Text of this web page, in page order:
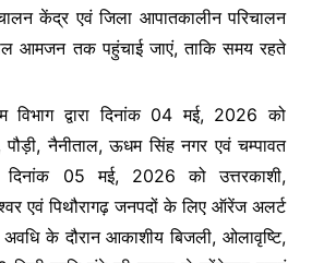
केंद्र एवं जिला आपातकालीन परिचालन
आमजन तक पहुंचाई जाएं, ताकि समय रहते
विभाग द्वारा दिनांक 04 मई, 2026 को
पौड़ी, नैनीताल, ऊधम सिंह नगर एवं चम्पावत
05 मई, 2026 को उत्तरकाशी,
एवं पिथौरागढ़ जनपदों के लिए ऑरेंज अलर्ट
के दौरान आकाशीय बिजली, ओलावृष्टि,